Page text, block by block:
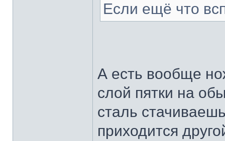
Если ещё что
А есть вообще
слой пятки на
сталь
приходится